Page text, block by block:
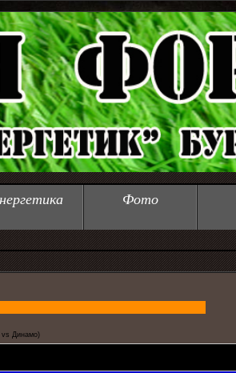
Фото
vs Динамо)